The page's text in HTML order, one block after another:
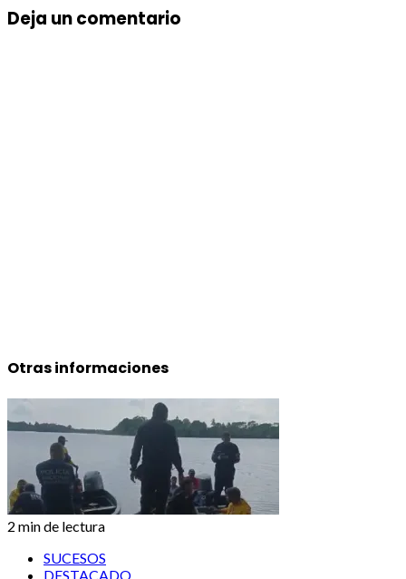
Deja un comentario
Otras informaciones
2 min de lectura
SUCESOS
DESTACADO